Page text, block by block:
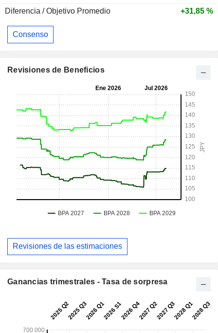
Diferencia / Objetivo Promedio
+31,85 %
Consenso
Revisiones de Beneficios
Revisiones de las estimaciones
Ganancias trimestrales - Tasa de sorpresa